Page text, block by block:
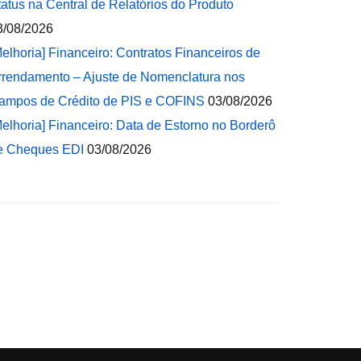
na Central de Relatórios do Produto
08/2026
Financeiro: Contratos Financeiros de
– Ajuste de Nomenclatura nos
de Crédito de PIS e COFINS 03/08/2026
Financeiro: Data de Estorno no Borderô
Cheques EDI 03/08/2026